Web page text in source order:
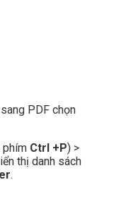
PDF chọn
phím Ctrl +P) >
thị danh sách
.